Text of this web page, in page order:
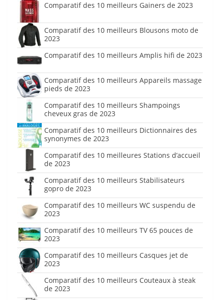
Comparatif des 10 meilleurs Gainers de 2023
Comparatif des 10 meilleurs Blousons moto de
2023
Comparatif des 10 meilleurs Amplis hifi de 2023
Comparatif des 10 meilleurs Appareils massage
pieds de 2023
Comparatif des 10 meilleurs Shampoings
cheveux gras de 2023
Comparatif des 10 meilleurs Dictionnaires des
synonymes de 2023
Comparatif des 10 meilleures Stations d’accueil
de 2023
Comparatif des 10 meilleurs Stabilisateurs
gopro de 2023
Comparatif des 10 meilleurs WC suspendu de
2023
Comparatif des 10 meilleurs TV 65 pouces de
2023
Comparatif des 10 meilleurs Casques jet de
2023
Comparatif des 10 meilleurs Couteaux à steak
de 2023